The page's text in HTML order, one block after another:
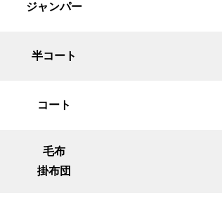
ジャンパー
半コート
コート
毛布
掛布団